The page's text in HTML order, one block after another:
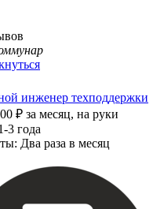
инженер техподдержки
₽ за месяц, на руки
3 года
Два раза в месяц